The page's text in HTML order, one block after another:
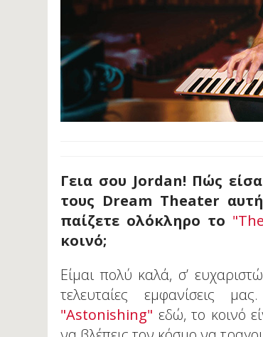
Γεια σου Jordan! Πώς
τους Dream Theater
παίζετε ολόκληρο το
κοινό;
Είμαι πολύ καλά, σ’
τελευταίες εμφανίσεις
"Astonishing" εδώ, το κοινό